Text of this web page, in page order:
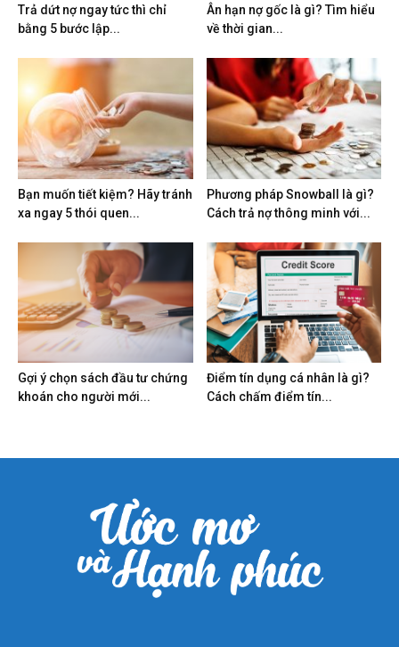
Trả dứt nợ ngay tức thì chỉ
bằng 5 bước lập...
Ân hạn nợ gốc là gì? Tìm hiểu
về thời gian...
Bạn muốn tiết kiệm? Hãy tránh
xa ngay 5 thói quen...
Phương pháp Snowball là gì?
Cách trả nợ thông minh với...
Gợi ý chọn sách đầu tư chứng
khoán cho người mới...
Điểm tín dụng cá nhân là gì?
Cách chấm điểm tín...